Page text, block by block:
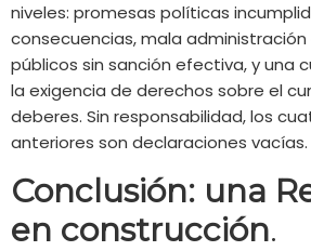
niveles: promesas políticas
consecuencias, mala administración
públicos sin sanción efectiva, y una
la exigencia de derechos sobre el
deberes. Sin responsabilidad, los
anteriores son declaraciones vacías.
Conclusión: una
en construcción.